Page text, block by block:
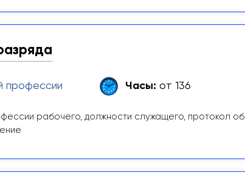
профессии Часы: от 136
рабочего, должности служащего, протокол об